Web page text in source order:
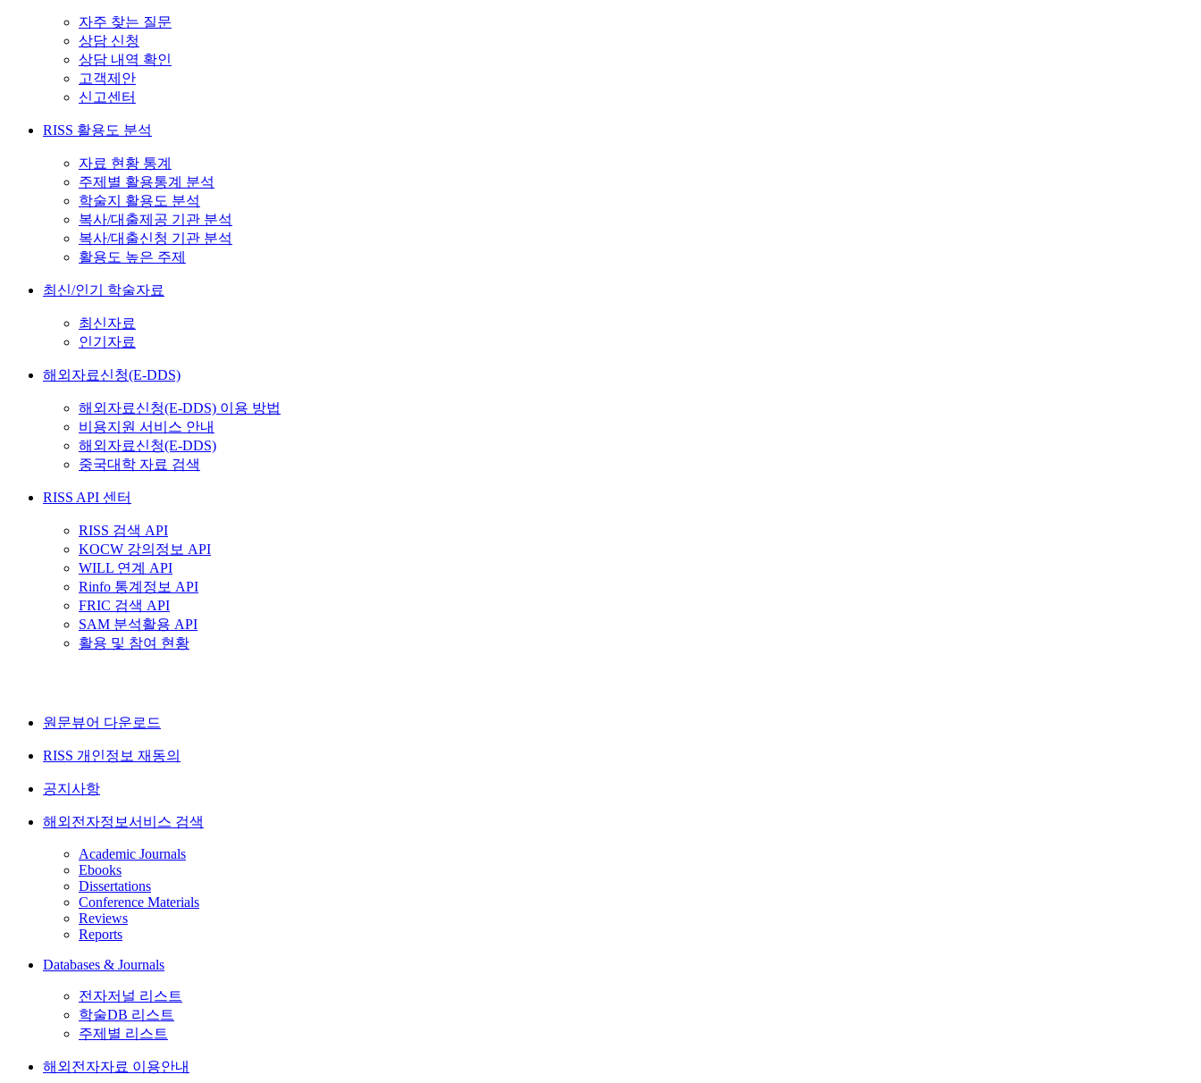
자주 찾는 질문
상담 신청
상담 내역 확인
고객제안
신고센터
RISS 활용도 분석
자료 현황 통계
주제별 활용통계 분석
학술지 활용도 분석
복사/대출제공 기관 분석
복사/대출신청 기관 분석
활용도 높은 주제
최신/인기 학술자료
최신자료
인기자료
해외자료신청(E-DDS)
해외자료신청(E-DDS) 이용 방법
비용지원 서비스 안내
해외자료신청(E-DDS)
중국대학 자료 검색
RISS API 센터
RISS 검색 API
KOCW 강의정보 API
WILL 연계 API
Rinfo 통계정보 API
FRIC 검색 API
SAM 분석활용 API
활용 및 참여 현황
원문뷰어 다운로드
RISS 개인정보 재동의
공지사항
해외전자정보서비스 검색
Academic Journals
Ebooks
Dissertations
Conference Materials
Reviews
Reports
Databases & Journals
전자저널 리스트
학술DB 리스트
주제별 리스트
해외전자자료 이용안내